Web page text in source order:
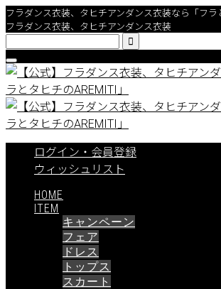
フラダンス衣装、タヒチアンダンス衣装なら「フラ
フラダンス衣装、タヒチアンダンス衣装

ログイン・会員登録
ウィッシュリスト
HOME
ITEM
キャンペーン
フェア
ドレス
トップス
スカート